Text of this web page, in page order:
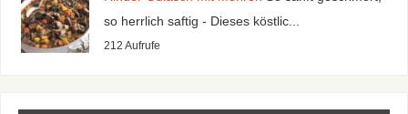
so herrlich saftig - Dieses köstlic...
212 Aufrufe